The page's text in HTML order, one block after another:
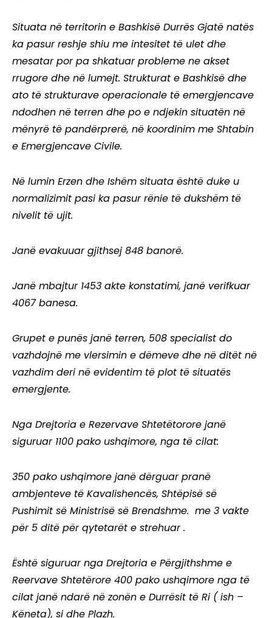
Situata në territorin e Bashkisë Durrës Gjatë natës
ka pasur reshje shiu me intesitet të ulet dhe
mesatar por pa shkatuar probleme ne akset
rrugore dhe në lumejt. Strukturat e Bashkisë dhe
ato të strukturave operacionale të emergjencave
ndodhen në terren dhe po e ndjekin situatën në
mënyrë të pandërprerë, në koordinim me Shtabin
e Emergjencave Civile.
Në lumin Erzen dhe Ishëm situata është duke u
normalizimit pasi ka pasur rënie të dukshëm të
nivelit të ujit.
Janë evakuuar gjithsej 848 banorë.
Janë mbajtur 1453 akte konstatimi, janë verifkuar
4067 banesa.
Grupet e punës janë terren, 508 specialist do
vazhdojnë me vlersimin e dëmeve dhe në ditët në
vazhdim deri në evidentim të plot të situatës
emergjente.
Nga Drejtoria e Rezervave Shtetëtorore janë
siguruar 1100 pako ushqimore, nga të cilat:
350 pako ushqimore janë dërguar pranë
ambjenteve të Kavalishencës, Shtëpisë së
Pushimit së Ministrisë së Brendshme. me 3 vakte
për 5 ditë për qytetarët e strehuar .
Është siguruar nga Drejtoria e Përgjithshme e
Reervave Shtetërore 400 pako ushqimore nga të
cilat janë ndarë në zonën e Durrësit të Ri ( ish –
Këneta), si dhe Plazh.